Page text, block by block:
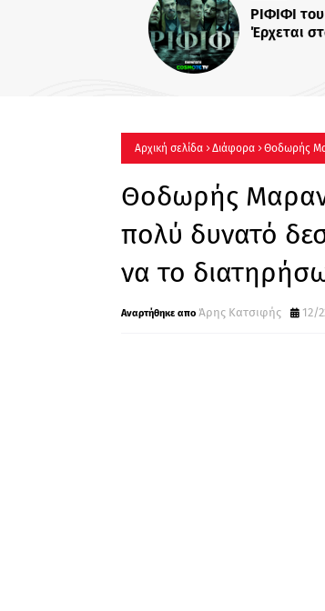
ΡΙΦΙΦΙ του
Έρχεται στον
Αρχική σελίδα Διάφορα Θοδωρής
θέλησα να το διατηρήσω και μετά»
Θοδωρής
πολύ δυνατό
να το
Άρης Κατσιφής 12/